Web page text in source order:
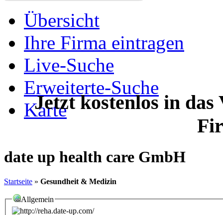
Übersicht
Ihre Firma eintragen
Live-Suche
Erweiterte-Suche
Karte
Jetzt kostenlos in
date up health care GmbH
Startseite » Gesundheit & Medizin
Allgemein